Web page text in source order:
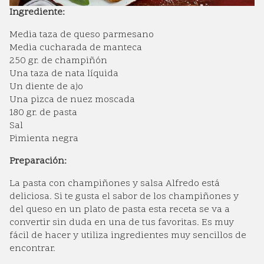
Ingrediente:
Media taza de queso parmesano
Media cucharada de manteca
250 gr. de champiñón
Una taza de nata líquida
Un diente de ajo
Una pizca de nuez moscada
180 gr. de pasta
Sal
Pimienta negra
Preparación:
La pasta con champiñones y salsa Alfredo está
deliciosa. Si te gusta el sabor de los champiñones y
del queso en un plato de pasta esta receta se va a
convertir sin duda en una de tus favoritas. Es muy
fácil de hacer y utiliza ingredientes muy sencillos de
encontrar.